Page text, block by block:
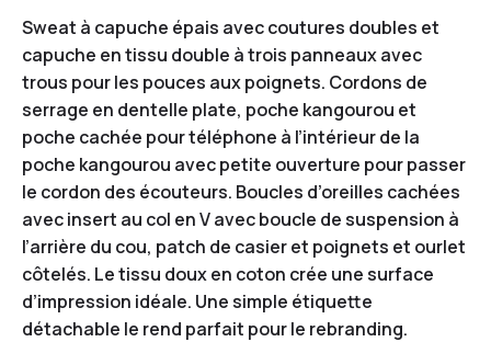
Sweat à capuche épais avec coutures doubles et
capuche en tissu double à trois panneaux avec
trous pour les pouces aux poignets. Cordons de
serrage en dentelle plate, poche kangourou et
poche cachée pour téléphone à l’intérieur de la
poche kangourou avec petite ouverture pour passer
le cordon des écouteurs. Boucles d’oreilles cachées
avec insert au col en V avec boucle de suspension à
l’arrière du cou, patch de casier et poignets et ourlet
côtelés. Le tissu doux en coton crée une surface
d’impression idéale. Une simple étiquette
détachable le rend parfait pour le rebranding.